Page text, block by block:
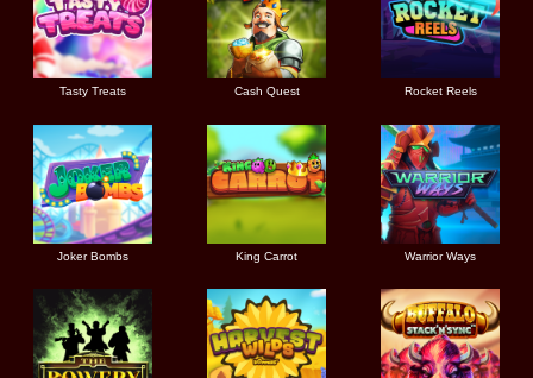
Tasty Treats Cash Quest Rocket Reels
Joker Bombs King Carrot Warrior Ways